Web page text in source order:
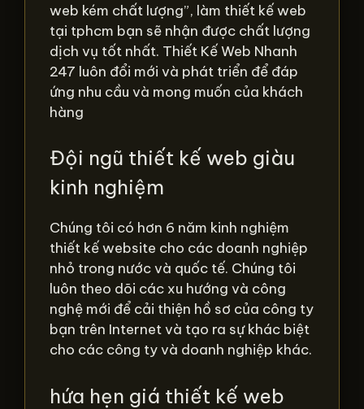
web kém chất lượng”, làm thiết kế web
tại tphcm bạn sẽ nhận được chất lượng
dịch vụ tốt nhất. Thiết Kế Web Nhanh
247 luôn đổi mới và phát triển để đáp
ứng nhu cầu và mong muốn của khách
hàng
Đội ngũ thiết kế web giàu
kinh nghiệm
Chúng tôi có hơn 6 năm kinh nghiệm
thiết kế website cho các doanh nghiệp
nhỏ trong nước và quốc tế. Chúng tôi
luôn theo dõi các xu hướng và công
nghệ mới để cải thiện hồ sơ của công ty
bạn trên Internet và tạo ra sự khác biệt
cho các công ty và doanh nghiệp khác.
hứa hẹn giá thiết kế web